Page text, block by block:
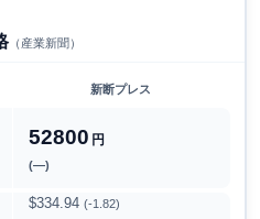
（産業新聞）
新断プレス
52800 円
(―)
$334.94 (-1.82)